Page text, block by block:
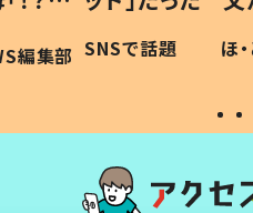
編集部
作り続ける理
#令和の子
SNSで話題 ほ